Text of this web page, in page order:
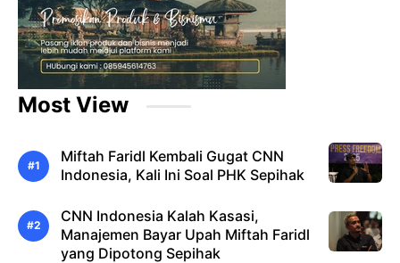
Most View
Miftah Faridl Kembali Gugat CNN
Indonesia, Kali Ini Soal PHK Sepihak
CNN Indonesia Kalah Kasasi,
Manajemen Bayar Upah Miftah Faridl
yang Dipotong Sepihak